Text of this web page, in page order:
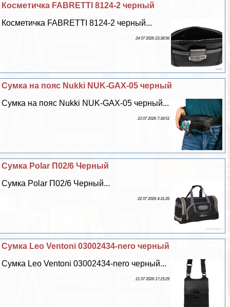
Косметичка FABRETTI 8124-2 черный
Косметичка FABRETTI 8124-2 черный...
24 07 2026 23:38:56
Сумка на пояс Nukki NUK-GAX-05 черный
Сумка на пояс Nukki NUK-GAX-05 черный...
23 07 2026 7:34:51
Сумка Polar П02/6 Черный
Сумка Polar П02/6 Черный...
22 07 2026 4:31:26
Сумка Leo Ventoni 03002434-nero черный
Сумка Leo Ventoni 03002434-nero черный...
21 07 2026 17:15:29